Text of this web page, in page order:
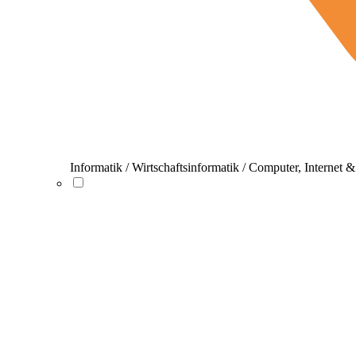
Informatik / Wirtschaftsinformatik / Computer, Internet